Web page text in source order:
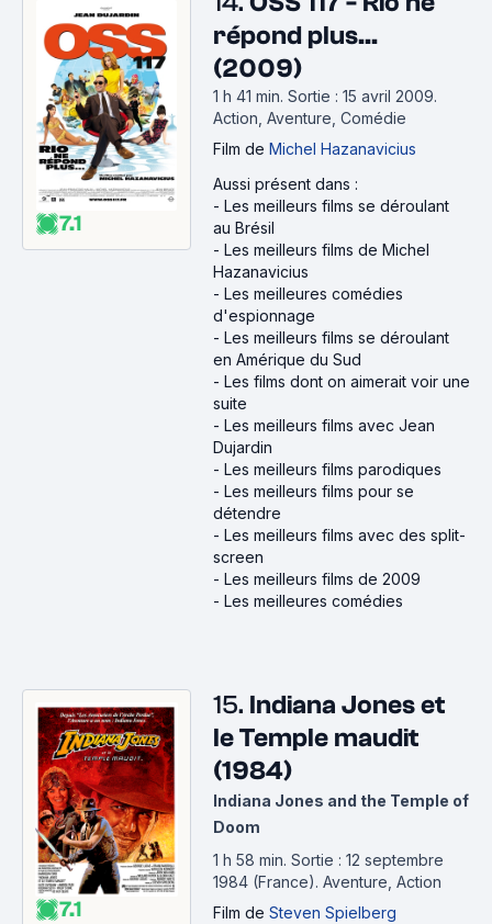
7.1
répond plus...
(2009)
1 h 41 min. Sortie : 15 avril 2009.
Action, Aventure, Comédie
Film de Michel Hazanavicius
Aussi présent dans :
- Les meilleurs films se déroulant
au Brésil
- Les meilleurs films de Michel
Hazanavicius
- Les meilleures comédies
d'espionnage
- Les meilleurs films se déroulant
en Amérique du Sud
- Les films dont on aimerait voir une
suite
- Les meilleurs films avec Jean
Dujardin
- Les meilleurs films parodiques
- Les meilleurs films pour se
détendre
- Les meilleurs films avec des split-
screen
- Les meilleurs films de 2009
- Les meilleures comédies
7.1
15. Indiana Jones et
le Temple maudit
(1984)
Indiana Jones and the Temple of
Doom
1 h 58 min. Sortie : 12 septembre
1984 (France). Aventure, Action
Film de Steven Spielberg